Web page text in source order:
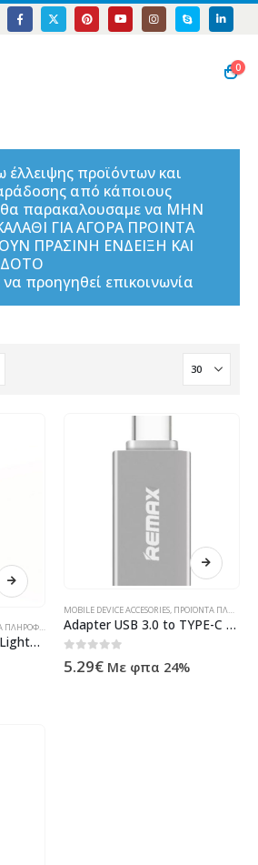
0
προϊόντων και
από κάποιους
θα παρακαλουσαμε να ΜΗΝ
ΓΙΑ ΑΓΟΡΑ ΠΡΟΙΝΤΑ
ΠΡΑΣΙΝΗ ΕΝΔΕΙΞΗ ΚΑΙ
προηγηθεί επικοινωνία
ΤΗΛΕΦΩΝΊΑΣ - ΗΛΕΚΤΡΟΝΙΚΆ
Adapter Micro USB to Lightning, Remax RA-USB2, Silver – 17159
MOBILE DEVICE ACCESORIES ΠΡΟΪΌΝΤΑ ΠΛΗΡΟΦΟΡΙΚΉΣ - ΚΙΝΗΤΉΣ ΤΗΛΕΦΩΝΊΑΣ - ΗΛΕΚΤΡΟΝΙΚΆ
Adapter USB 3.0 to TYPE-C OTG, Remax RA-OTG1,Silver – 17160
0out of 5
5.29€ Με φπα 24%